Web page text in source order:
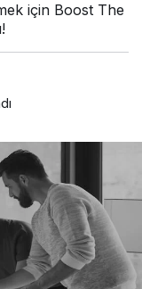
için Boost The